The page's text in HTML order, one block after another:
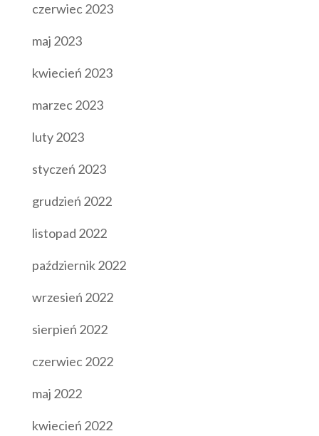
czerwiec 2023
maj 2023
kwiecień 2023
marzec 2023
luty 2023
styczeń 2023
grudzień 2022
listopad 2022
październik 2022
wrzesień 2022
sierpień 2022
czerwiec 2022
maj 2022
kwiecień 2022